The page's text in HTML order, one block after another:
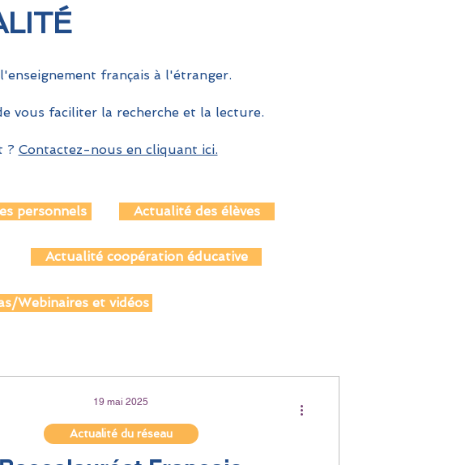
français à l'étranger.
vous faciliter la recherche et la lecture.
? Contactez-nous en cliquant ici.
personnels Actualité des élèves
Actualité coopération éducative
Webinaires et vidéos
Actualité du réseau
19 mai 2025